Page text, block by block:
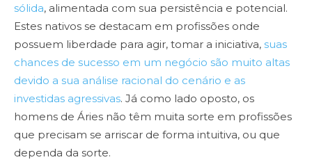
sólida, alimentada com sua persistência e potencial.
Estes nativos se destacam em profissões onde
possuem liberdade para agir, tomar a iniciativa, suas
chances de sucesso em um negócio são muito altas
devido a sua análise racional do cenário e as
investidas agressivas. Já como lado oposto, os
homens de Áries não têm muita sorte em profissões
que precisam se arriscar de forma intuitiva, ou que
dependa da sorte.